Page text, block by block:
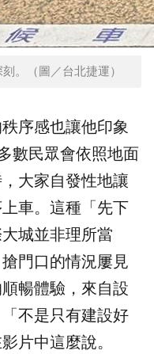
。（圖／台北捷運）
序感也讓他印象
數民眾會依照地面
大家自發性地讓
車。這種「先下
城並非理所當
門口的情況屢見
暢體驗，來自設
不是只有建設好
片中這麼說。